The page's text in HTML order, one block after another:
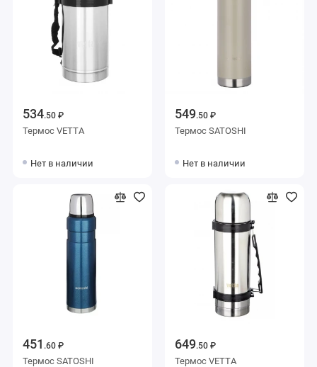
534.50 ₽
Термос VETTA
Нет в наличии
549.50 ₽
Термос SATOSHI
Нет в наличии
451 .60 ₽
Термос SATOSHI
649.50 ₽
Термос VETTA